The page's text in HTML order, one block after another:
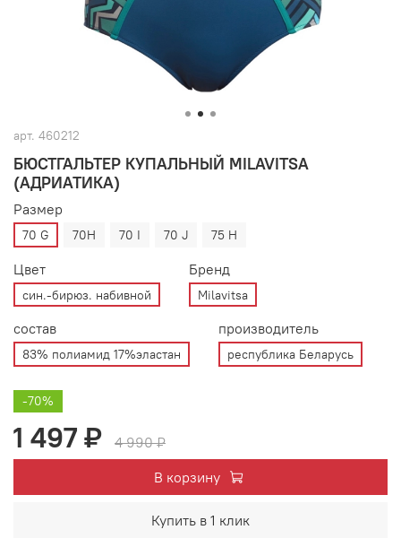
арт. 460212
БЮСТГАЛЬТЕР КУПАЛЬНЫЙ MILAVITSA
(АДРИАТИКА)
Размер
70 G 70H 70 I 70 J 75 H
Цвет
син.-бирюз. набивной
Бренд
Milavitsa
состав
83% полиамид 17%эластан
производитель
республика Беларусь
-70%
1 497 ₽
4 990 ₽
В корзину
Купить в 1 клик